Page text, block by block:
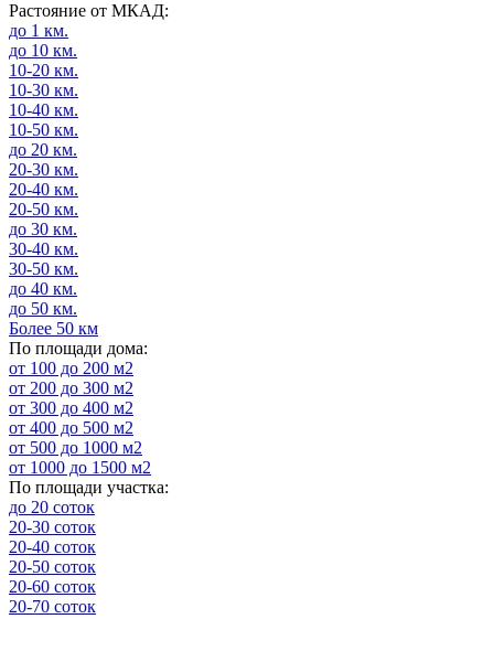
Растояние от МКАД:
до 1 км.
до 10 км.
10-20 км.
10-30 км.
10-40 км.
10-50 км.
до 20 км.
20-30 км.
20-40 км.
20-50 км.
до 30 км.
30-40 км.
30-50 км.
до 40 км.
до 50 км.
Более 50 км
По площади дома:
от 100 до 200 м2
от 200 до 300 м2
от 300 до 400 м2
от 400 до 500 м2
от 500 до 1000 м2
от 1000 до 1500 м2
По площади участка:
до 20 соток
20-30 соток
20-40 соток
20-50 соток
20-60 соток
20-70 соток